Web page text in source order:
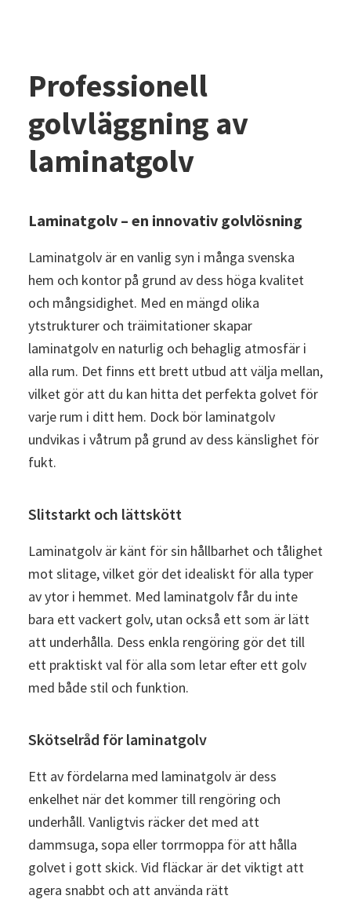
Professionell
golvläggning av
laminatgolv
Laminatgolv – en innovativ golvlösning
Laminatgolv är en vanlig syn i många svenska
hem och kontor på grund av dess höga kvalitet
och mångsidighet. Med en mängd olika
ytstrukturer och träimitationer skapar
laminatgolv en naturlig och behaglig atmosfär i
alla rum. Det finns ett brett utbud att välja mellan,
vilket gör att du kan hitta det perfekta golvet för
varje rum i ditt hem. Dock bör laminatgolv
undvikas i våtrum på grund av dess känslighet för
fukt.
Slitstarkt och lättskött
Laminatgolv är känt för sin hållbarhet och tålighet
mot slitage, vilket gör det idealiskt för alla typer
av ytor i hemmet. Med laminatgolv får du inte
bara ett vackert golv, utan också ett som är lätt
att underhålla. Dess enkla rengöring gör det till
ett praktiskt val för alla som letar efter ett golv
med både stil och funktion.
Skötselråd för laminatgolv
Ett av fördelarna med laminatgolv är dess
enkelhet när det kommer till rengöring och
underhåll. Vanligtvis räcker det med att
dammsuga, sopa eller torrmoppa för att hålla
golvet i gott skick. Vid fläckar är det viktigt att
agera snabbt och att använda rätt